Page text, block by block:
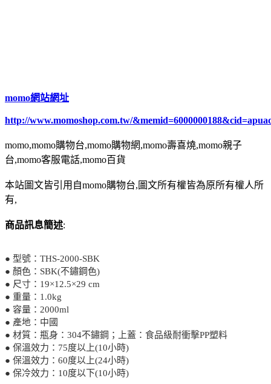
momo網站網址
http://www.momoshop.com.tw/
momo,momo購物台,momo購物網,momo壽喜燒,momo親子
台,momo客服電話,momo百貨
本站圖文皆引用自momo購物台,圖文所有權皆為原所有權人所
有,
商品訊息簡述:
● 型號：THS-2000-SBK
● 顏色：SBK(不鏽鋼色)
● 尺寸：19×12.5×29 cm
● 重量：1.0kg
● 容量：2000ml
● 產地：中國
● 材質：瓶身：304不鏽鋼；上蓋：食品級耐衝擊PP塑料
● 保溫效力：75度以上(10小時)
● 保溫效力：60度以上(24小時)
● 保冷效力：10度以下(10小時)